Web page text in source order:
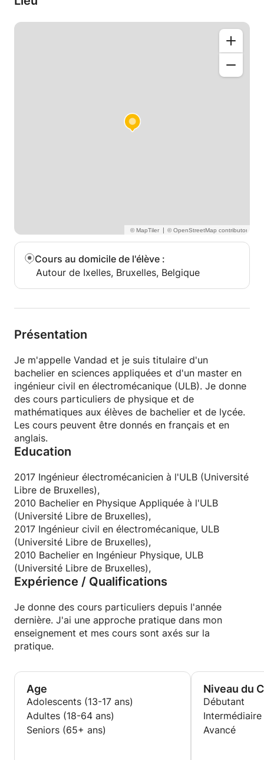
|
Cours au domicile de l'élève :
Autour de Ixelles, Bruxelles, Belgique
Présentation
Je m'appelle Vandad et je suis titulaire d'un
bachelier en sciences appliquées et d'un master en
ingénieur civil en électromécanique (ULB). Je donne
des cours particuliers de physique et de
mathématiques aux élèves de bachelier et de lycée.
Les cours peuvent être donnés en français et en
anglais.
Education
2017 Ingénieur électromécanicien à l'ULB (Université
Libre de Bruxelles),
2010 Bachelier en Physique Appliquée à l'ULB
(Université Libre de Bruxelles),
2017 Ingénieur civil en électromécanique, ULB
(Université Libre de Bruxelles),
2010 Bachelier en Ingénieur Physique, ULB
(Université Libre de Bruxelles),
Expérience / Qualifications
Je donne des cours particuliers depuis l'année
dernière. J'ai une approche pratique dans mon
enseignement et mes cours sont axés sur la
pratique.
Age
Adolescents (13-17 ans)
Adultes (18-64 ans)
Seniors (65+ ans)
Niveau du
Débutant
Intermédiaire
Avancé